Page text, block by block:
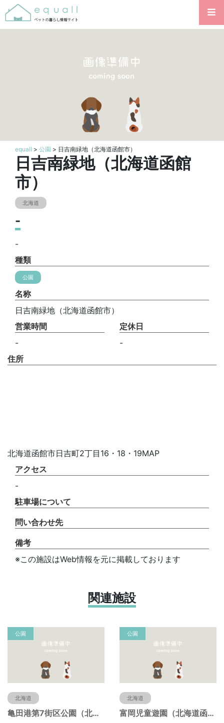
equall > 公園 > 日吉南緑地（北海道函館市）
日吉南緑地（北海道函館
市）
北海道
-
-
種類
公園
名称
日吉南緑地（北海道函館市）
営業時間
-
定休日
-
住所
北海道函館市日吉町2丁目16・18・19MAP
アクセス
-
駐車場について
問い合わせ先
備考
※この施設はWeb情報を元に掲載しております
関連施設
公園
北海道
亀田港第7街区公園（北海道函館市）
公園
北海道
富岡児童遊園（北海道函館市）